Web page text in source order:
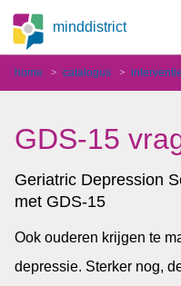
minddistrict
home catalogus
GDS-15
Geriatric Depression
met GDS-15
Ook ouderen krijgen te
depressie. Sterker nog,